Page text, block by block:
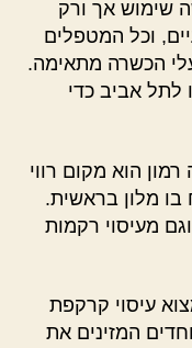
שימוש אך ורק
וכל המטפלים
הכשרה מתאימה.
לתל אביב כדי
הוא מקום רווי
מלון בראשית.
מעיסוי רקמות
עיסוי קרקפת
המזינים את